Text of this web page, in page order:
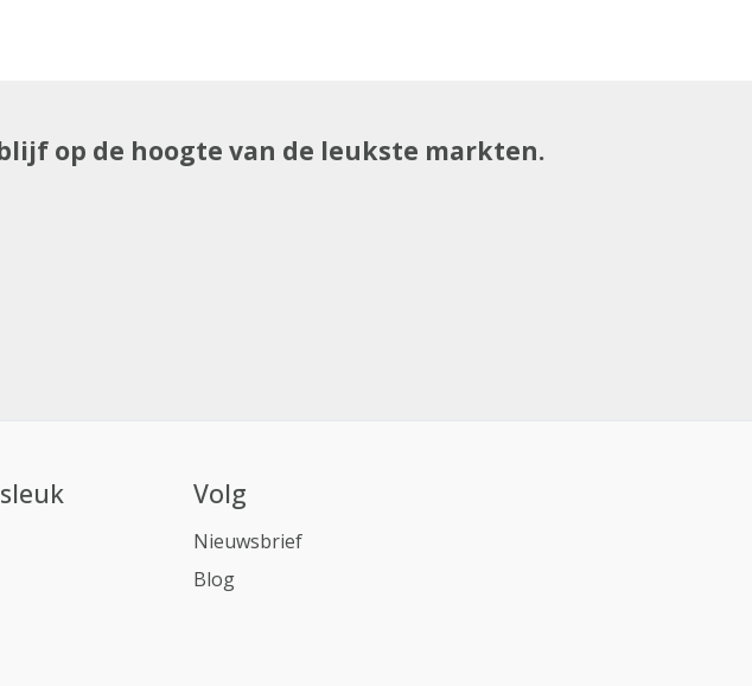
op de hoogte van de leukste markten.
Volg
Nieuwsbrief
Blog